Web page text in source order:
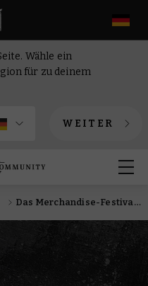
Wähle ein
für zu deinem
WEITER
Das Merchandise-Festival Warhammer Relics kehrt nächste Woche zurück